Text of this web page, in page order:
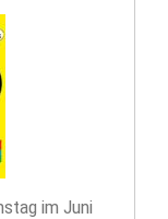
im Juni